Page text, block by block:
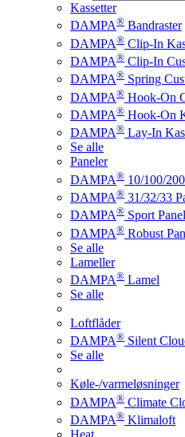
Kassetter
DAMPA® Bandraster
DAMPA® Clip-In
DAMPA® Clip-In
DAMPA® Spring
DAMPA® Hook-On
DAMPA® Hook-On
DAMPA® Lay-In
Se alle
Paneler
DAMPA® 10/100/
DAMPA® 31/32/33
DAMPA® Sport Panel
DAMPA® Robust
Se alle
Lameller
DAMPA® Lamel
Se alle
Loftflåder
DAMPA® Silent
Se alle
Køle-/varmeløsninger
DAMPA® Climate
DAMPA® Klimaloft
Heat